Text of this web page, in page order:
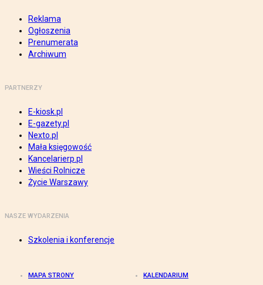
Reklama
Ogłoszenia
Prenumerata
Archiwum
PARTNERZY
E-kiosk.pl
E-gazety.pl
Nexto.pl
Mała księgowość
Kancelarierp.pl
Wieści Rolnicze
Życie Warszawy
NASZE WYDARZENIA
Szkolenia i konferencje
MAPA STRONY KALENDARIUM